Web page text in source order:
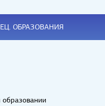
ОБРАЗОВАНИЯ